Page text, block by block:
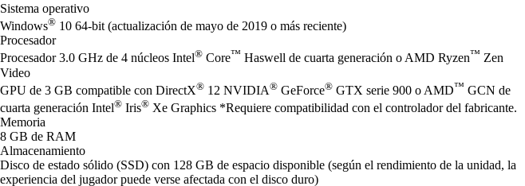
Sistema operativo
Windows® 10 64-bit (actualización de mayo de 2019 o más reciente)
Procesador
Procesador 3.0 GHz de 4 núcleos Intel® Core™ Haswell de cuarta generación o AMD Ryzen™ Zen
Video
GPU de 3 GB compatible con DirectX® 12 NVIDIA® GeForce® GTX serie 900 o AMD™ GCN de
cuarta generación Intel® Iris® Xe Graphics *Requiere compatibilidad con el controlador del fabricante.
Memoria
8 GB de RAM
Almacenamiento
Disco de estado sólido (SSD) con 128 GB de espacio disponible (según el rendimiento de la unidad, la
experiencia del jugador puede verse afectada con el disco duro)